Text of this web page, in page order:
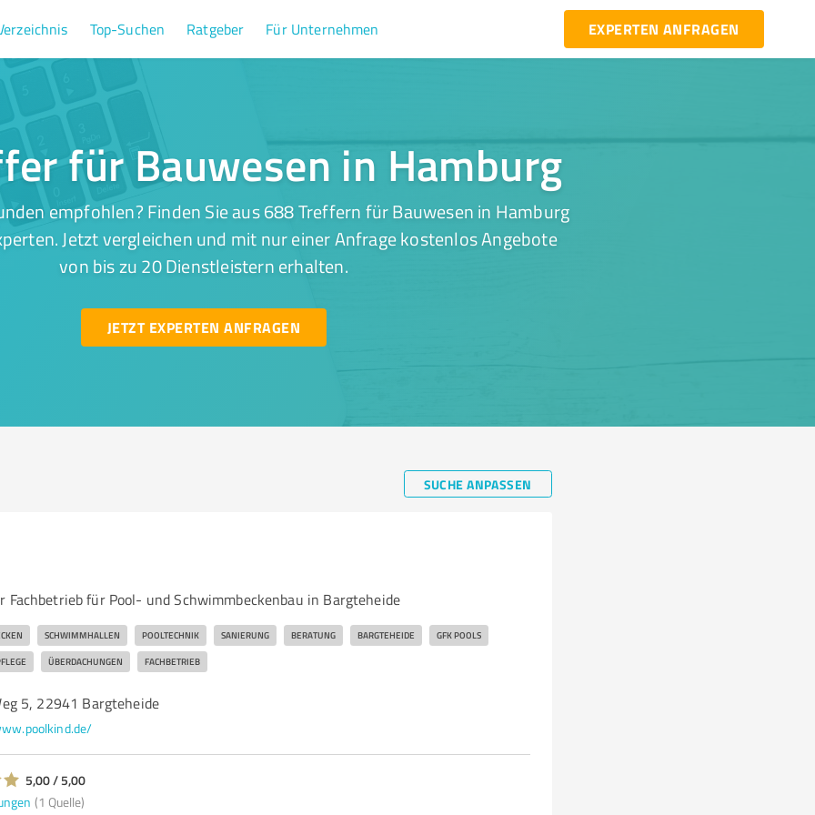
Top-Suchen Ratgeber Für Unternehmen EXPERTEN ANFRAGEN
für Bauwesen in Hamburg
empfohlen? Finden Sie aus 688 Treffern für Bauwesen in Hamburg
Jetzt vergleichen und mit nur einer Anfrage kostenlos Angebote
von bis zu 20 Dienstleistern erhalten.
JETZT EXPERTEN ANFRAGEN
SUCHE ANPASSEN
Fachbetrieb für Pool- und Schwimmbeckenbau in Bargteheide
SCHWIMMHALLEN POOLTECHNIK SANIERUNG BERATUNG BARGTEHEIDE GFK POOLS
ÜBERDACHUNGEN FACHBETRIEB
5, 22941 Bargteheide
5,00 / 5,00
(1 Quelle)